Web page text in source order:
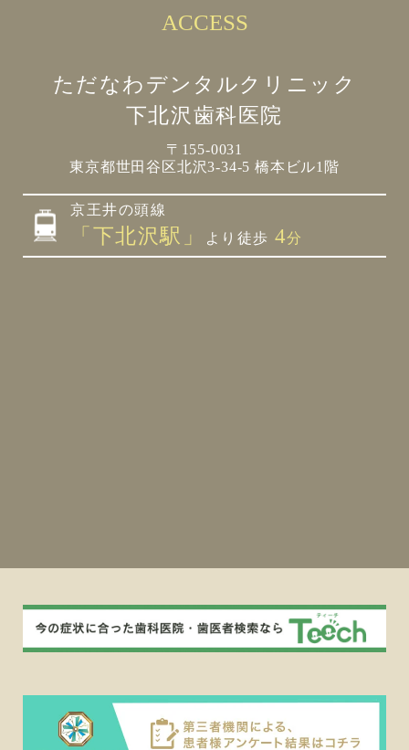
ACCESS
ただなわデンタルクリニック
下北沢歯科医院
〒155-0031
東京都世田谷区北沢3-34-5 橋本ビル1階
京王井の頭線
「下北沢駅」 より徒歩 4分